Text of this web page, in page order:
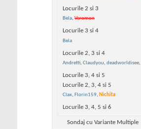
Locurile 2 si 3
Bela, Veromon
Locurile 3 si 4
Bela
Locurile 2, 3 si 4
Andretti, Claudyou, deadworldisee,
Locurile 3, 4 si 5
Locurile 2, 3, 4 si 5
Clax, Florin159, Nichita
Locurile 3, 4, 5 si 6
Sondaj cu Variante Multiple